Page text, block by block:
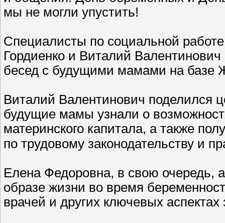
мы не могли упустить!
Специалисты по социальной
Гордиенко и Виталий
бесед с будущими мамами на базе
Виталий Валентинович поделился
будущие мамы узнали о
материнского капитала, а также
по трудовому законодательству и
Елена Федоровна, в свою очередь,
образе жизни во время
врачей и других ключевых аспектах